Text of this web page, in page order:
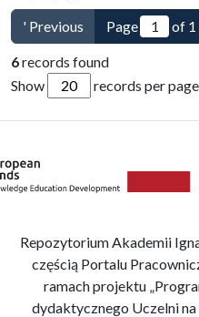
' Previous Page of 1
6records found
Show
records per page
Repozytorium Akademii
częścią Portalu
ramach projektu
dydaktycznego Uczelni